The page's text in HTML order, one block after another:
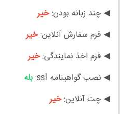
◀ چند زبانه بودن:خیر
◀ فرم سفارش آنلاین:خیر
◀ فرم اخذ نمایندگی:خیر
◀ نصب گواهینامه ssl:
بله
◀ چت آنلاین:خیر